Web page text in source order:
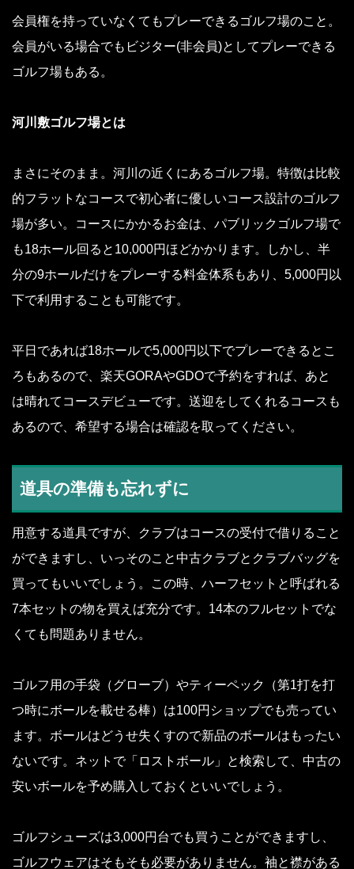
会員権を持っていなくてもプレーできるゴルフ場のこと。
会員がいる場合でもビジター(非会員)としてプレーできる
ゴルフ場もある。
河川敷ゴルフ場とは
まさにそのまま。河川の近くにあるゴルフ場。特徴は比較
的フラットなコースで初心者に優しいコース設計のゴルフ
場が多い。コースにかかるお金は、パブリックゴルフ場で
も18ホール回ると10,000円ほどかかります。しかし、半
分の9ホールだけをプレーする料金体系もあり、5,000円以
下で利用することも可能です。
平日であれば18ホールで5,000円以下でプレーできるとこ
ろもあるので、楽天GORAやGDOで予約をすれば、あと
は晴れてコースデビューです。送迎をしてくれるコースも
あるので、希望する場合は確認を取ってください。
道具の準備も忘れずに
用意する道具ですが、クラブはコースの受付で借りること
ができますし、いっそのこと中古クラブとクラブバッグを
買ってもいいでしょう。この時、ハーフセットと呼ばれる
7本セットの物を買えば充分です。14本のフルセットでな
くても問題ありません。
ゴルフ用の手袋（グローブ）やティーペック（第1打を打
つ時にボールを載せる棒）は100円ショップでも売ってい
ます。ボールはどうせ失くすので新品のボールはもったい
ないです。ネットで「ロストボール」と検索して、中古の
安いボールを予め購入しておくといいでしょう。
ゴルフシューズは3,000円台でも買うことができますし、
ゴルフウェアはそもそも必要がありません。袖と襟がある